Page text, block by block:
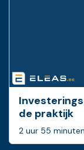
de praktijk
2 uur 55 minuten